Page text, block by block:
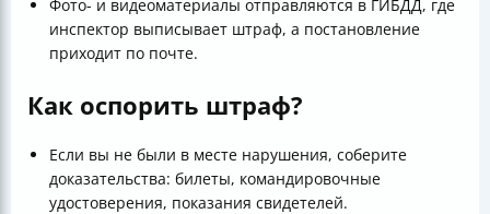
Фото- и видеоматериалы отправляются в ГИБДД, где
инспектор выписывает штраф, а постановление
приходит по почте.
Как оспорить штраф?
Если вы не были в месте нарушения, соберите
доказательства: билеты, командировочные
удостоверения, показания свидетелей.